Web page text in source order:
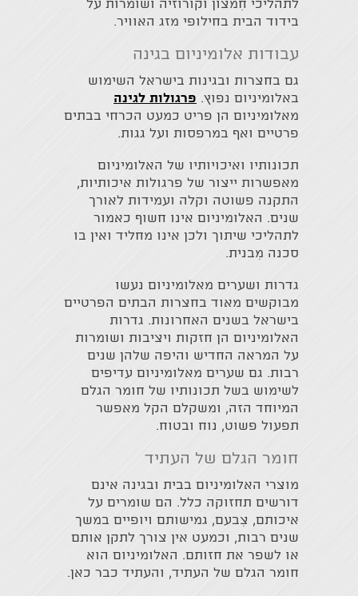
לתהליכי חִמצון וקורוזיה ושומרות על
בידוד הבית בחילופי מזג האוויר.
עבודות אלומיניום בגינה
גם בחצרות ובגינות בישראל השימוש
באלומיניום נפוץ. פרגולות לגינה
מאלומיניום הן פריט כמעט הכרחי בבתים
פרטיים ואף במרפסות ועל גגות.
תכונותיו ואיכויותיו של האלומיניום
מאפשרות ייצור של פרגולות איכותיות,
התקנה פשוטה וקלה ועמידות לאורך
שנים. האלומיניום אינו חשוף כאמור
לתהליכי שיתוך ולכן אינו מחליד ואין בו
סכנה מִבנית.
גדרות ושערים מאלומיניום נעשו
מבוקשים מאוד בחצרות הבתים הפרטיים
בישראל בשנים האחרונות. גדרות
האלומיניום הן חזקות ויציבות ושומרות
על המראה החדיש והיפה שלהן שנים
רבות. גם שערים מאלומיניום עדיפים
לשימוש בשל תכונותיו של חומר הגלם
המיוחד הזה, ומשקלם הקל מאפשר
תפעול פשוט, נוח ובטוח.
חומר הגלם של העתיד
מוצרי האלומיניום בבית ובגינה אינם
דורשים תחזוקה כלל. הם שומרים על
איכותם, צִבעם, גמישותם ויופיים במשך
שנים רבות, וכמעט אין צורך לתקן אותם
או לשפר את חזותם. האלומיניום הוא
חומר הגלם של העתיד, והעתיד כבר כאן.